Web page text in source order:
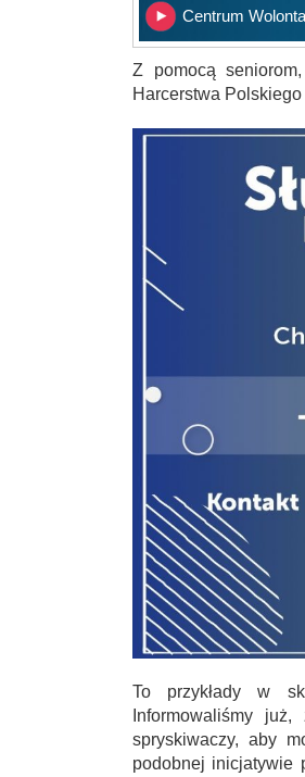
Centrum
Z pomocą
Harcerstwa
To przykłady w
Informowaliśmy
spryskiwaczy, aby
podobnej inicjatywie